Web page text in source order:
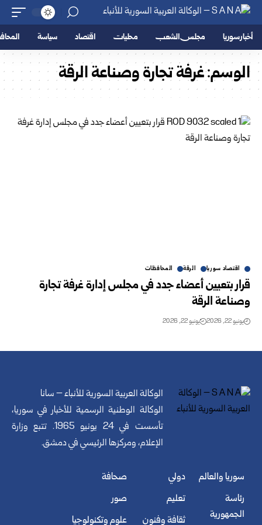
أخبار سوريا مجلس الشعب محليات اقتصاد سياسة
الوسم:غرفة ‏تجارة وصناعة الرقة
اقتصاد سوريا الرقة المحافظات
قرار بتعيين أعضاء جدد في مجلس إدارة غرفة تجارة
‏وصناعة الرقة‎ ‎
يونيو 22, 2026 يونيو 22, 2026
الوكالة العربية السورية للأنباء – سانا
الوكالة الوطنية الرسمية للأخبار في سوريا،
تأسست في 24 يونيو 1965. تتبع وزارة
الإعلام، ومركزها الرئيسي في دمشق.
سوريا والعالم
رئاسة
الجمهورية
دولي
تعليم
ثقافة وفنون
صحافة
صور
علوم وتكنولوجيا